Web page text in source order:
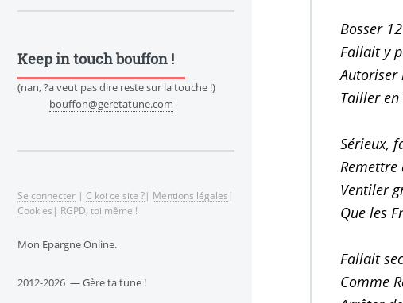
Bosser
Fallait y
Autoriser
Tailler
Sérieux,
Ventiler
Que les
Fallait
Comme
Keep in touch bouffon !
(nan, ?a veut pas dire reste sur la touche !)
bouffon@geretatune.com
Se connecter | C koi ce site ?| Mentions légales |
Cookies | RGPD, toi même !
Mon Epargne Online.
2012-2026 — Gère ta tune !